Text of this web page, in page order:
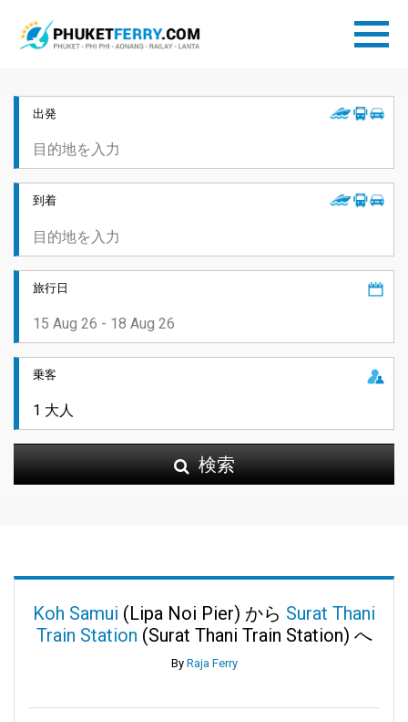
出発
到着
旅行日
乗客
検索
Koh Samui (Lipa Noi Pier) から Surat Thani
Train Station (Surat Thani Train Station) へ
By Raja Ferry